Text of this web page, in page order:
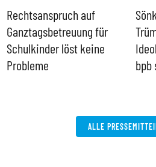
Rechtsanspruch auf
Ganztagsbetreuung für
Schulkinder löst keine
Probleme
bpb
ALLE